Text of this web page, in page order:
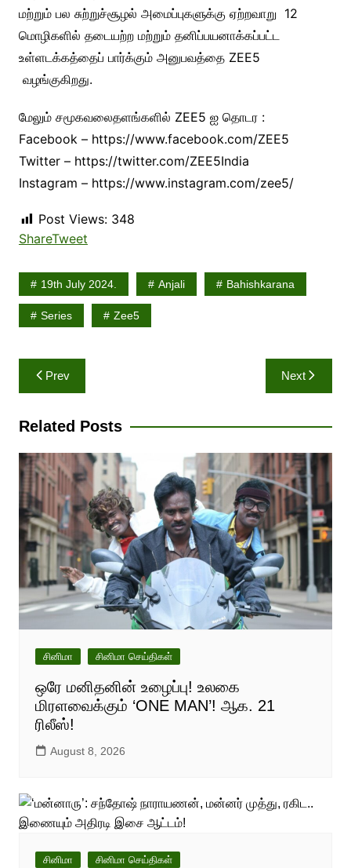
மற்றும் பல சுற்றுச்சூழல் அமைப்புகளுக்கு ஏற்றவாறு 12
மொழிகளில் தடையற்ற மற்றும் தனிப்பயனாக்கப்பட்ட
உள்ளடக்கத்தைப் பார்க்கும் அனுபவத்தை ZEE5
வழங்குகிறது.
மேலும் சமூகவலைதளங்களில் ZEE5 ஐ தொடர :
Facebook – https://www.facebook.com/ZEE5
Twitter – https://twitter.com/ZEE5India
Instagram – https://www.instagram.com/zee5/
Post Views: 348
ShareTweet
19th July 2024. Anjali Bahishkarana
Series Zee5
Post
navigation
Prev Next
Related Posts
சினிமா சினிமா செய்திகள்
ஒரே மனிதனின் உழைப்பு! உலகை
மிரளவைக்கும் ‘ONE MAN’! ஆக. 21
ரிலீஸ்!
August 8, 2026
சினிமா சினிமா செய்திகள்